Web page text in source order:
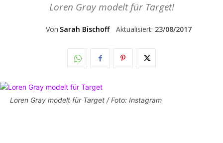
Loren Gray modelt für Target!
Von Sarah Bischoff Aktualisiert: 23/08/2017
Loren Gray modelt für Target / Foto: Instagram